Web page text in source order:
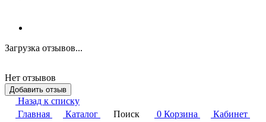
Загрузка отзывов...
Нет отзывов
Добавить отзыв
Назад к списку
Главная
Каталог Поиск 0 Корзина
Кабинет